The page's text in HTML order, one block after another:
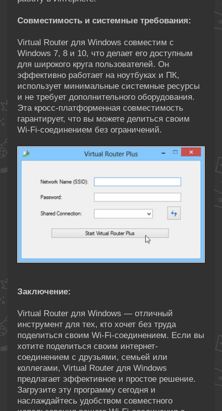
Совместимость и системные требования:
Virtual Router для Windows совместим с
Windows 7, 8 и 10, что делает его доступным
для широкого круга пользователей. Он
эффективно работает на ноутбуках и ПК,
использует минимальные системные ресурсы
и не требует дополнительного оборудования.
Эта кросс-платформенная совместимость
гарантирует, что вы можете делиться своим
Wi-Fi-соединением без ограничений.
Заключение:
Virtual Router для Windows — отличный
инструмент для тех, кто хочет без труда
поделиться своим Wi-Fi-соединением. Если вы
хотите поделиться своим интернет-
соединением с друзьями, семьей или
коллегами, Virtual Router для Windows
предлагает эффективное и простое решение.
Загрузите эту программу сегодня и
наслаждайтесь удобством совместного